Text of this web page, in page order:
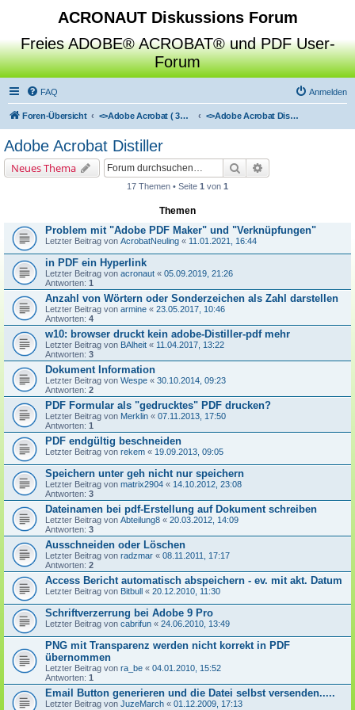
ACRONAUT Diskussions Forum
Freies ADOBE® ACROBAT® und PDF User-
Forum
FAQ Anmelden
Foren-Übersicht <>Adobe Acrobat ( 3D / Professional / Standard / Reader / Distiller ) <>Adobe Acrobat Distiller
Adobe Acrobat Distiller
Neues Thema Suche
17 Themen • Seite 1 von 1
Themen
Problem mit "Adobe PDF Maker" und "Verknüpfungen"
Letzter Beitrag von AcrobatNeuling « 11.01.2021, 16:44
in PDF ein Hyperlink
Letzter Beitrag von acronaut « 05.09.2019, 21:26
Antworten: 1
Anzahl von Wörtern oder Sonderzeichen als Zahl darstellen
Letzter Beitrag von armine « 23.05.2017, 10:46
Antworten: 4
w10: browser druckt kein adobe-Distiller-pdf mehr
Letzter Beitrag von BAlheit « 11.04.2017, 13:22
Antworten: 3
Dokument Information
Letzter Beitrag von Wespe « 30.10.2014, 09:23
Antworten: 2
PDF Formular als "gedrucktes" PDF drucken?
Letzter Beitrag von Merklin « 07.11.2013, 17:50
Antworten: 1
PDF endgültig beschneiden
Letzter Beitrag von rekem « 19.09.2013, 09:05
Speichern unter geh nicht nur speichern
Letzter Beitrag von matrix2904 « 14.10.2012, 23:08
Antworten: 3
Dateinamen bei pdf-Erstellung auf Dokument schreiben
Letzter Beitrag von Abteilung8 « 20.03.2012, 14:09
Antworten: 3
Ausschneiden oder Löschen
Letzter Beitrag von radzmar « 08.11.2011, 17:17
Antworten: 2
Access Bericht automatisch abspeichern - ev. mit akt. Datum
Letzter Beitrag von Bitbull « 20.12.2010, 11:30
Schriftverzerrung bei Adobe 9 Pro
Letzter Beitrag von cabrifun « 24.06.2010, 13:49
PNG mit Transparenz werden nicht korrekt in PDF
übernommen
Letzter Beitrag von ra_be « 04.01.2010, 15:52
Antworten: 1
Email Button generieren und die Datei selbst versenden.....
Letzter Beitrag von JuzeMarch « 01.12.2009, 17:13